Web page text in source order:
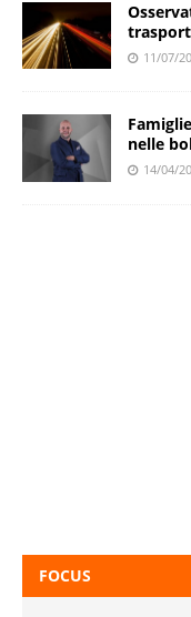
11/07/
nelle
14/04/
FOCUS